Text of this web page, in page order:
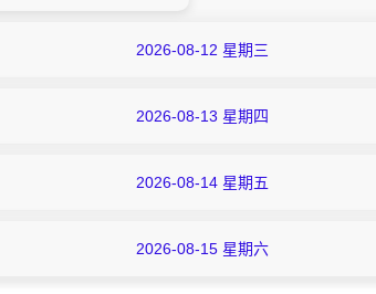
2026-08-12 星期三
2026-08-13 星期四
2026-08-14 星期五
2026-08-15 星期六